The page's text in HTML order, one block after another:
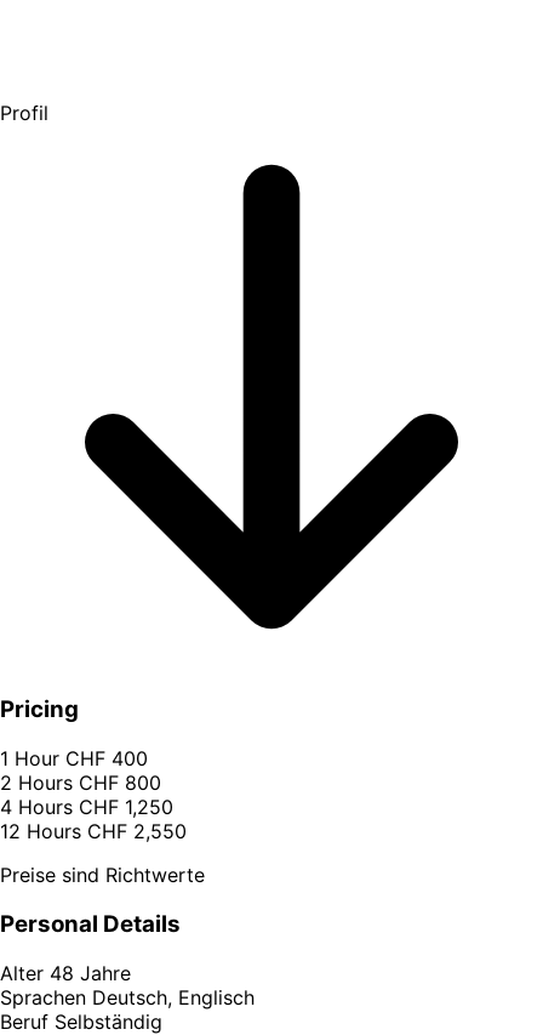
Profil
Pricing
1 Hour CHF 400
2 Hours CHF 800
4 Hours CHF 1,250
12 Hours CHF 2,550
Preise sind Richtwerte
Personal Details
Alter 48 Jahre
Sprachen Deutsch, Englisch
Beruf Selbständig